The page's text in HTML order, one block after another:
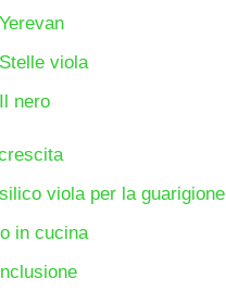
Yerevan
Stelle viola
Il nero
viola per la guarigione
in cucina